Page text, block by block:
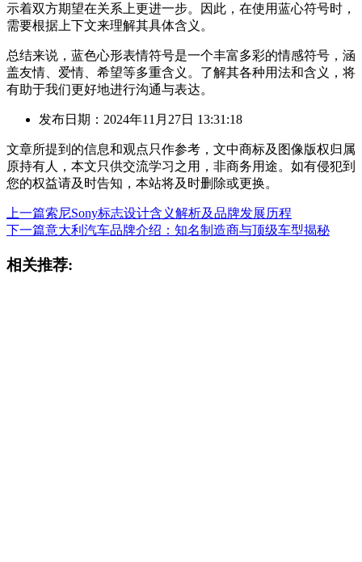
示着双方期望在关系上更进一步。因此，在使用蓝心符号时，
需要根据上下文来理解其具体含义。
总结来说，蓝色心形表情符号是一个丰富多彩的情感符号，涵
盖友情、爱情、希望等多重含义。了解其各种用法和含义，将
有助于我们更好地进行沟通与表达。
发布日期：2024年11月27日 13:31:18
文章所提到的信息和观点只作参考，文中商标及图像版权归属
原持有人，本文只供交流学习之用，非商务用途。如有侵犯到
您的权益请及时告知，本站将及时删除或更换。
上一篇索尼Sony标志设计含义解析及品牌发展历程
下一篇意大利汽车品牌介绍：知名制造商与顶级车型揭秘
相关推荐: